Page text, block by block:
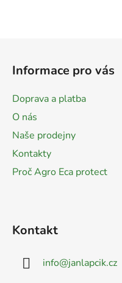
Informace pro vás
Doprava a platba
O nás
Naše prodejny
Kontakty
Proč Agro Eca protect
Kontakt
info@janlapcik.cz